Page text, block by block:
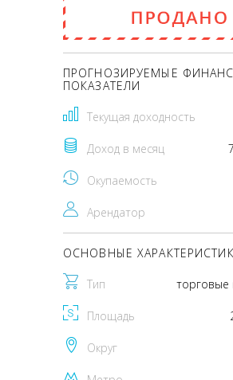
92 750 000 pуб
доход в
772 917
ПРОГНОЗИРУЕМЫЕ
ПОКАЗАТЕЛИ
Текущая доходность
Доход в месяц
Окупаемость
Арендатор
ОСНОВНЫЕ
Тип
Площадь
Округ